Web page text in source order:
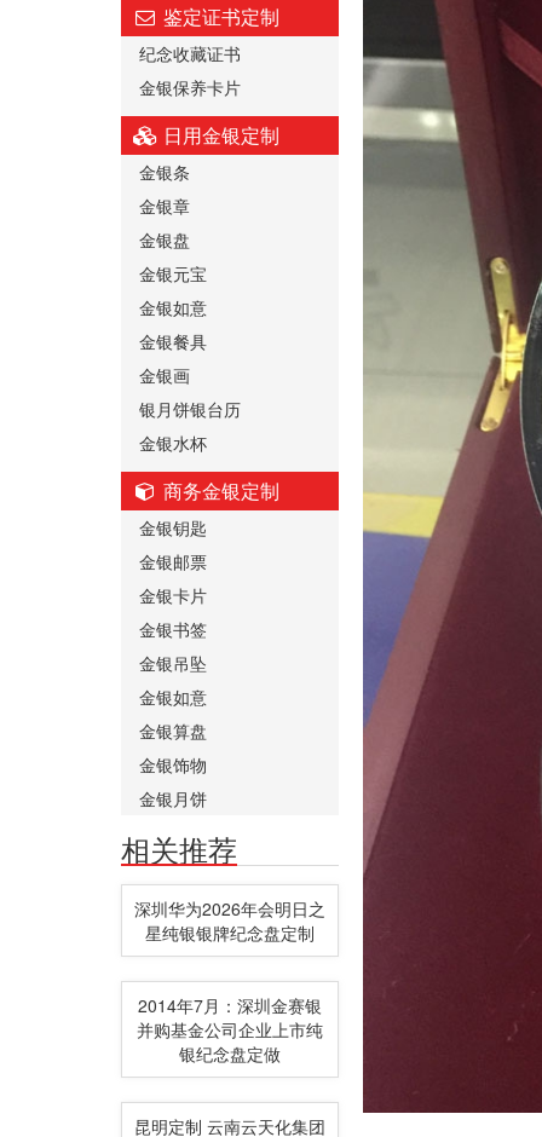
鉴定证书定制
纪念收藏证书
金银保养卡片
日用金银定制
金银条
金银章
金银盘
金银元宝
金银如意
金银餐具
金银画
银月饼银台历
金银水杯
商务金银定制
金银钥匙
金银邮票
金银卡片
金银书签
金银吊坠
金银如意
金银算盘
金银饰物
金银月饼
相关推荐
深圳华为2026年会明日之
星纯银银牌纪念盘定制
2014年7月：深圳金赛银
并购基金公司企业上市纯
银纪念盘定做
昆明定制 云南云天化集团